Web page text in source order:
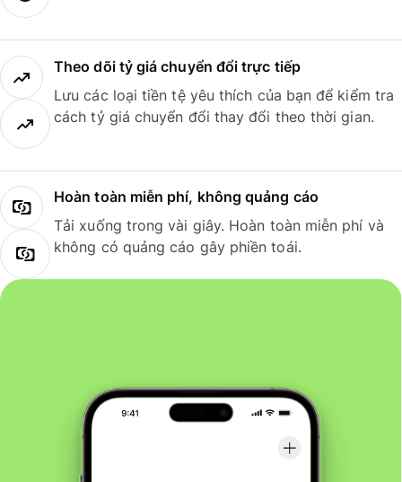
Theo dõi tỷ giá chuyển đổi trực tiếp
Lưu các loại tiền tệ yêu thích của bạn để kiểm tra
cách tỷ giá chuyển đổi thay đổi theo thời gian.
Hoàn toàn miễn phí, không quảng cáo
Tải xuống trong vài giây. Hoàn toàn miễn phí và
không có quảng cáo gây phiền toái.